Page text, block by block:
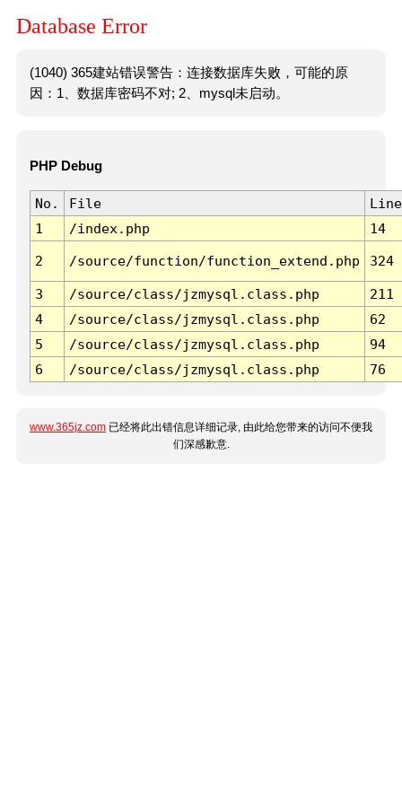
Database Error
(1040) 365建站错误警告：连接数据库失败，可能的原
因：1、数据库密码不对; 2、mysql未启动。
PHP Debug
No. File
Line
1
/index.php 14
2 /source/function/function_extend.php 324
3 /source/class/jzmysql.class.php
211
4
/source/class/jzmysql.class.php
62
5
/source/class/jzmysql.class.php
94
6
/source/class/jzmysql.class.php 76
www.365jz.com 已经将此出错信息详细记录, 由此给您带来的访问不便我
们深感歉意.